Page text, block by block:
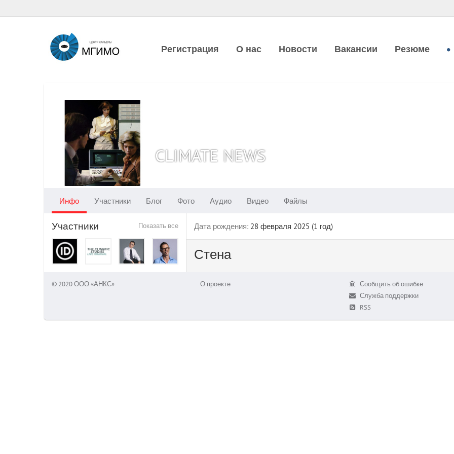
Регистрация О нас Новости Вакансии Резюме
CLIMATE NEWS
Инфо Участники Блог Фото Аудио Видео Файлы
Показать все
Участники Дата рождения: 28 февраля 2025 (1 год)
Стена
© 2020 ООО «АНКС» О проекте
Сообщить об ошибке
Служба поддержки
RSS